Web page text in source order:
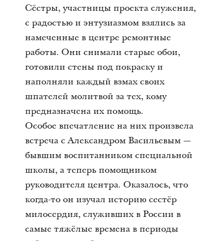
Сёстры, участницы проекта служения,
с радостью и энтузиазмом взялись за
намеченные в центре ремонтные
работы. Они снимали старые обои,
готовили стены под покраску и
наполняли каждый взмах своих
шпателей молитвой за тех, кому
предназначена их помощь.
Особое впечатление на них произвела
встреча с Александром Васильевым —
бывшим воспитанником специальной
школы, а теперь помощником
руководителя центра. Оказалось, что
когда-то он изучал историю сестёр
милосердия, служивших в России в
самые тяжёлые времена в периоды